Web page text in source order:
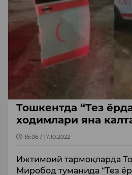
Тошкентда “Тез
ходимлари яна
16:06 / 17.10.2022
Ижтимоий тармоқларда
Миробод туманида “Тез